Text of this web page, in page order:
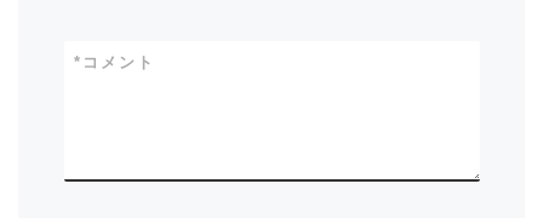
コメント
*